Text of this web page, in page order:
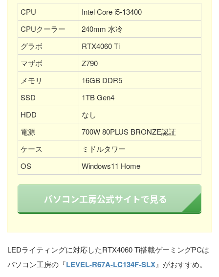
CPU
Intel Core i5-13400
CPUクーラー
240mm 水冷
グラボ
RTX4060 Ti
マザボ
Z790
メモリ
16GB DDR5
SSD
1TB Gen4
HDD
なし
電源
700W 80PLUS BRONZE認証
ケース
ミドルタワー
OS
Windows11 Home
パソコン工房公式サイトで見る
LEDライティングに対応したRTX4060 Ti搭載ゲーミングPCは
パソコン工房の『LEVEL-R67A-LC134F-SLX』がおすすめ。